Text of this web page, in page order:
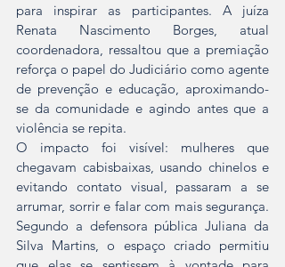
para inspirar as participantes. A juíza
Renata Nascimento Borges, atual
coordenadora, ressaltou que a premiação
reforça o papel do Judiciário como agente
de prevenção e educação, aproximando-
se da comunidade e agindo antes que a
violência se repita.
O impacto foi visível: mulheres que
chegavam cabisbaixas, usando chinelos e
evitando contato visual, passaram a se
arrumar, sorrir e falar com mais segurança.
Segundo a defensora pública Juliana da
Silva Martins, o espaço criado permitiu